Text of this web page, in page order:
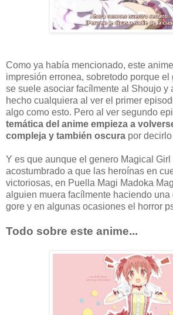
Como ya había mencionado, este
impresión erronea, sobretodo porque el
se suele asociar facílmente al Shoujo y
hecho cualquiera al ver el primer
algo como esto. Pero al ver segundo
temática del anime empieza a
compleja y también oscura por
Y es que aunque el genero Magical Girl
acostumbrado a que las heroínas en
victoriosas, en Puella Magi Madoka
alguien muera facílmente haciendo una
gore y en algunas ocasiones el horror
Todo sobre este anime...